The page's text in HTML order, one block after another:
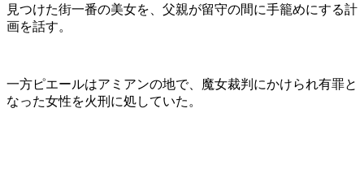
見つけた街一番の美女を、父親が留守の間に手籠めにする計
画を話す。
一方ピエールはアミアンの地で、魔女裁判にかけられ有罪と
なった女性を火刑に処していた。